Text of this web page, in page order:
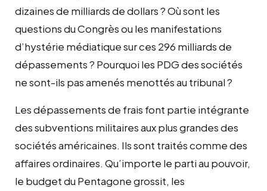
dizaines de milliards de dollars ? Où sont les
questions du Congrès ou les manifestations
d’hystérie médiatique sur ces 296 milliards de
dépassements ? Pourquoi les PDG des sociétés
ne sont-ils pas amenés menottés au tribunal ?
Les dépassements de frais font partie intégrante
des subventions militaires aux plus grandes des
sociétés américaines. Ils sont traités comme des
affaires ordinaires. Qu’importe le parti au pouvoir,
le budget du Pentagone grossit, les